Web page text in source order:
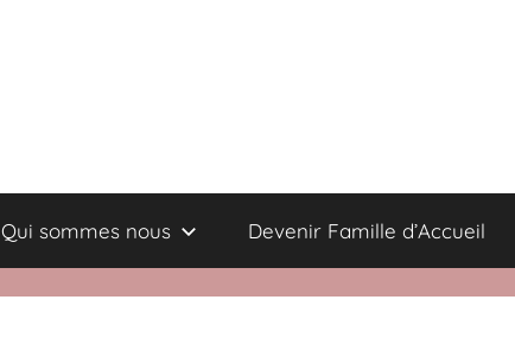
Qui sommes nous Devenir Famille d’Accueil